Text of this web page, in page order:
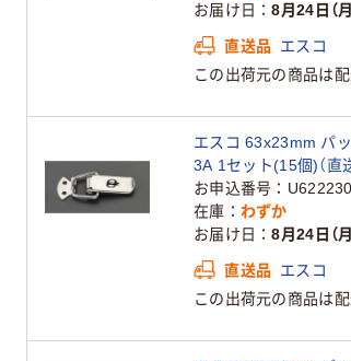
お届け日
8月24日（
直送品
エスコ
この出荷元の商品は
エスコ 63x23mm パ
3A 1セット(15個)（直
お申込番号
U622230
在庫
わずか
お届け日
8月24日（
直送品
エスコ
この出荷元の商品は